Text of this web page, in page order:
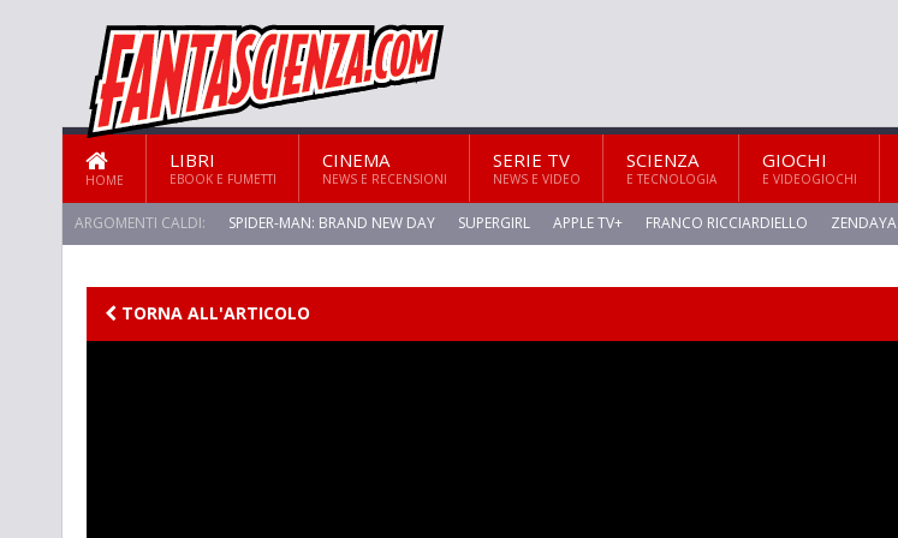
HOME
LIBRI
EBOOK E FUMETTI
CINEMA
NEWS E RECENSIONI
SERIE TV
NEWS E VIDEO
SCIENZA
E TECNOLOGIA
GIOCHI
E VIDEOGIOCHI
ARGOMENTI CALDI: SPIDER-MAN: BRAND NEW DAY SUPERGIRL APPLE TV+ FRANCO RICCIARDIELLO ZENDAYA
TORNA ALL'ARTICOLO